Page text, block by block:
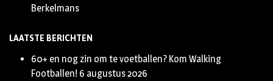
Berkelmans
LAATSTE BERICHTEN
60+ en nog zin om te voetballen? Kom Walking
Footballen! 6 augustus 2026